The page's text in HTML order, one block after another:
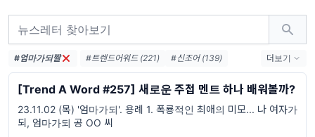
#엄마가되짤 #트렌드어워드 (221)
#신조어 (139)
#trendaword (117)
#유행어 (57)
#휴재 (29)
#트렌드어워드뉴스레터 (27)
#요즘밈 (27)
#트렌드어워드레터 (27)
#2026밈 (26)
더보기
[Trend A Word #257] 새로운 주접 멘트 하나 배워볼까?
23.11.02 (목) '엄마가되'. 용례 1. 폭룡적인 최애의 미모... 나 여자가
되, 엄마가되 공 OO 씨